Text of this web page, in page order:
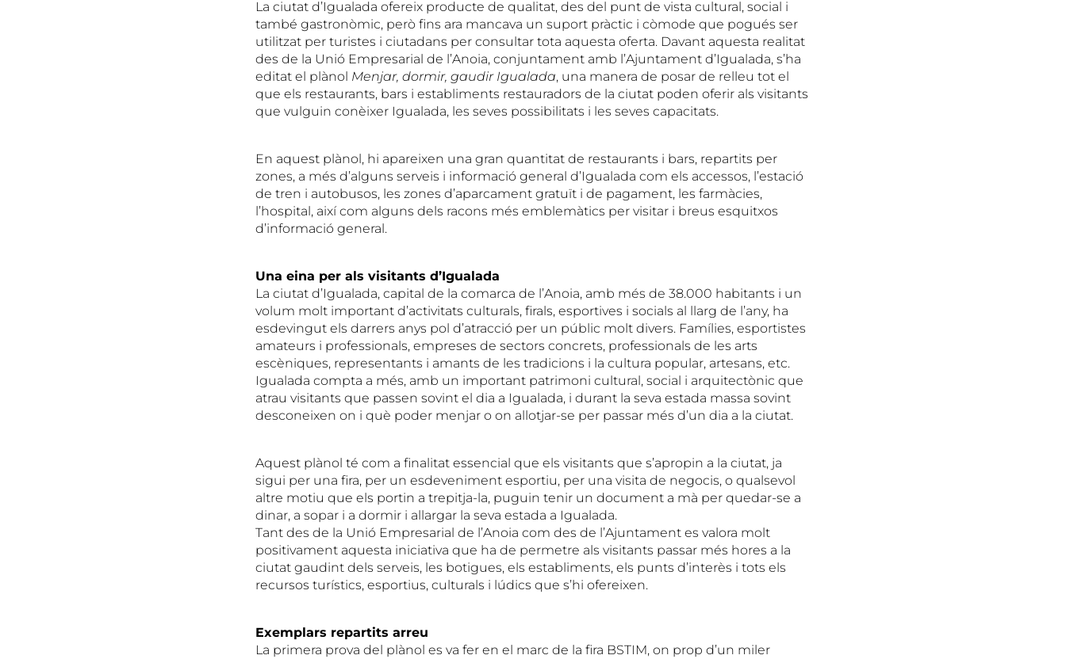
La ciutat d’Igualada ofereix producte de qualitat, des del punt de vista cultural, social i
també gastronòmic, però fins ara mancava un suport pràctic i còmode que pogués ser
utilitzat per turistes i ciutadans per consultar tota aquesta oferta. Davant aquesta realitat
des de la Unió Empresarial de l’Anoia, conjuntament amb l’Ajuntament d’Igualada, s’ha
editat el plànol Menjar, dormir, gaudir Igualada, una manera de posar de relleu tot el
que els restaurants, bars i establiments restauradors de la ciutat poden oferir als visitants
que vulguin conèixer Igualada, les seves possibilitats i les seves capacitats.
En aquest plànol, hi apareixen una gran quantitat de restaurants i bars, repartits per
zones, a més d’alguns serveis i informació general d’Igualada com els accessos, l’estació
de tren i autobusos, les zones d’aparcament gratuït i de pagament, les farmàcies,
l’hospital, així com alguns dels racons més emblemàtics per visitar i breus esquitxos
d’informació general.
Una eina per als visitants d’Igualada
La ciutat d’Igualada, capital de la comarca de l’Anoia, amb més de 38.000 habitants i un
volum molt important d’activitats culturals, firals, esportives i socials al llarg de l’any, ha
esdevingut els darrers anys pol d’atracció per un públic molt divers. Famílies, esportistes
amateurs i professionals, empreses de sectors concrets, professionals de les arts
escèniques, representants i amants de les tradicions i la cultura popular, artesans, etc.
Igualada compta a més, amb un important patrimoni cultural, social i arquitectònic que
atrau visitants que passen sovint el dia a Igualada, i durant la seva estada massa sovint
desconeixen on i què poder menjar o on allotjar-se per passar més d’un dia a la ciutat.
Aquest plànol té com a finalitat essencial que els visitants que s’apropin a la ciutat, ja
sigui per una fira, per un esdeveniment esportiu, per una visita de negocis, o qualsevol
altre motiu que els portin a trepitja-la, puguin tenir un document a mà per quedar-se a
dinar, a sopar i a dormir i allargar la seva estada a Igualada.
Tant des de la Unió Empresarial de l’Anoia com des de l’Ajuntament es valora molt
positivament aquesta iniciativa que ha de permetre als visitants passar més hores a la
ciutat gaudint dels serveis, les botigues, els establiments, els punts d’interès i tots els
recursos turístics, esportius, culturals i lúdics que s’hi ofereixen.
Exemplars repartits arreu
La primera prova del plànol es va fer en el marc de la fira BSTIM, on prop d’un miler